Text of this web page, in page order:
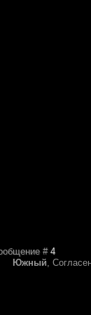
#4
Южный,